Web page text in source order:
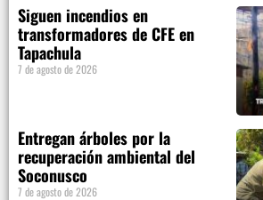
Siguen incendios en
transformadores de CFE en
Tapachula
7 de agosto de 2026
Entregan árboles por la
recuperación ambiental del
Soconusco
7 de agosto de 2026